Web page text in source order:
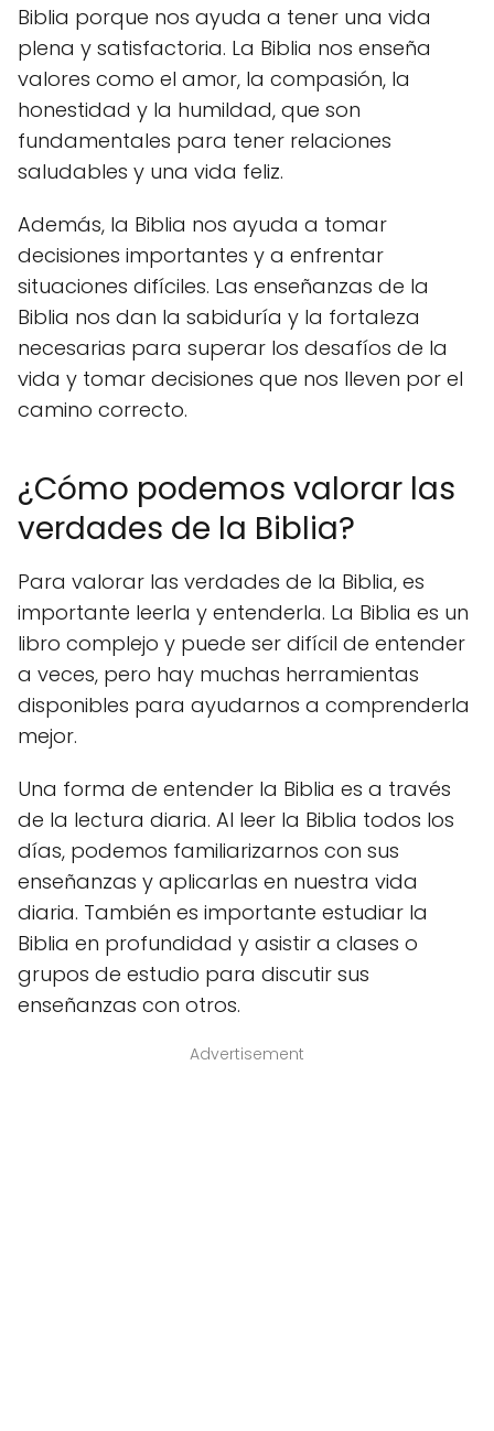
Biblia porque nos ayuda a tener una vida
plena y satisfactoria. La Biblia nos enseña
valores como el amor, la compasión, la
honestidad y la humildad, que son
fundamentales para tener relaciones
saludables y una vida feliz.
Además, la Biblia nos ayuda a tomar
decisiones importantes y a enfrentar
situaciones difíciles. Las enseñanzas de la
Biblia nos dan la sabiduría y la fortaleza
necesarias para superar los desafíos de la
vida y tomar decisiones que nos lleven por el
camino correcto.
¿Cómo podemos valorar las
verdades de la Biblia?
Para valorar las verdades de la Biblia, es
importante leerla y entenderla. La Biblia es un
libro complejo y puede ser difícil de entender
a veces, pero hay muchas herramientas
disponibles para ayudarnos a comprenderla
mejor.
Una forma de entender la Biblia es a través
de la lectura diaria. Al leer la Biblia todos los
días, podemos familiarizarnos con sus
enseñanzas y aplicarlas en nuestra vida
diaria. También es importante estudiar la
Biblia en profundidad y asistir a clases o
grupos de estudio para discutir sus
enseñanzas con otros.
Advertisement